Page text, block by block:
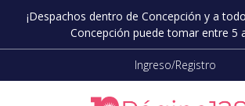
¡Despachos dentro de Concepción y a
Concepción puede tomar entre 5
Ingreso/Registro